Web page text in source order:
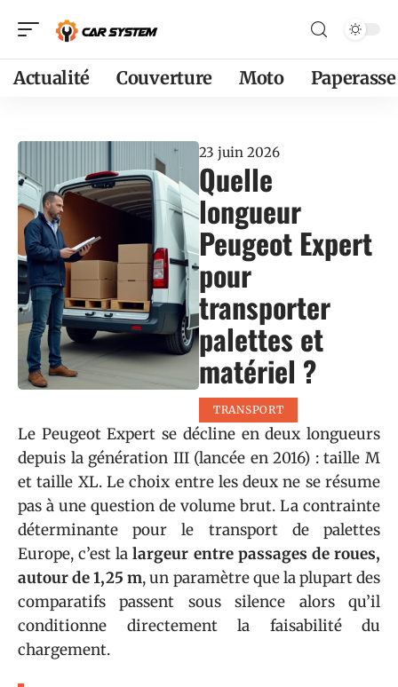
Actualité Couverture Moto
23 juin 2026
Quelle
longueur
Peugeot Expert
pour
transporter
palettes et
matériel ?
TRANSPORT
Le Peugeot Expert se décline en deux longueurs
depuis la génération III (lancée en 2016) : taille M
et taille XL. Le choix entre les deux ne se résume
pas à une question de volume brut. La contrainte
déterminante pour le transport de palettes
Europe, c’est lalargeur entre passages de roues,
autour de 1,25 m, un paramètre que la plupart des
comparatifs passent sous silence alors qu’il
conditionne directement la faisabilité du
chargement.